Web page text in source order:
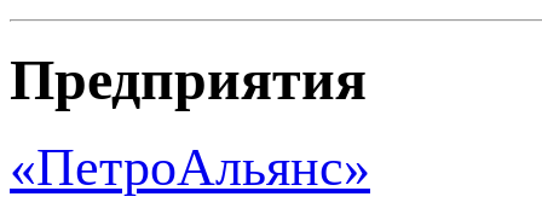
Предприятия
«ПетроАльянс»